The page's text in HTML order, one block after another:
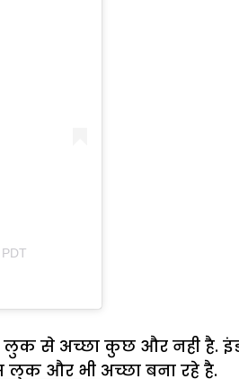
से अच्छा कुछ और नही है.
और भी अच्छा बना रहे है.